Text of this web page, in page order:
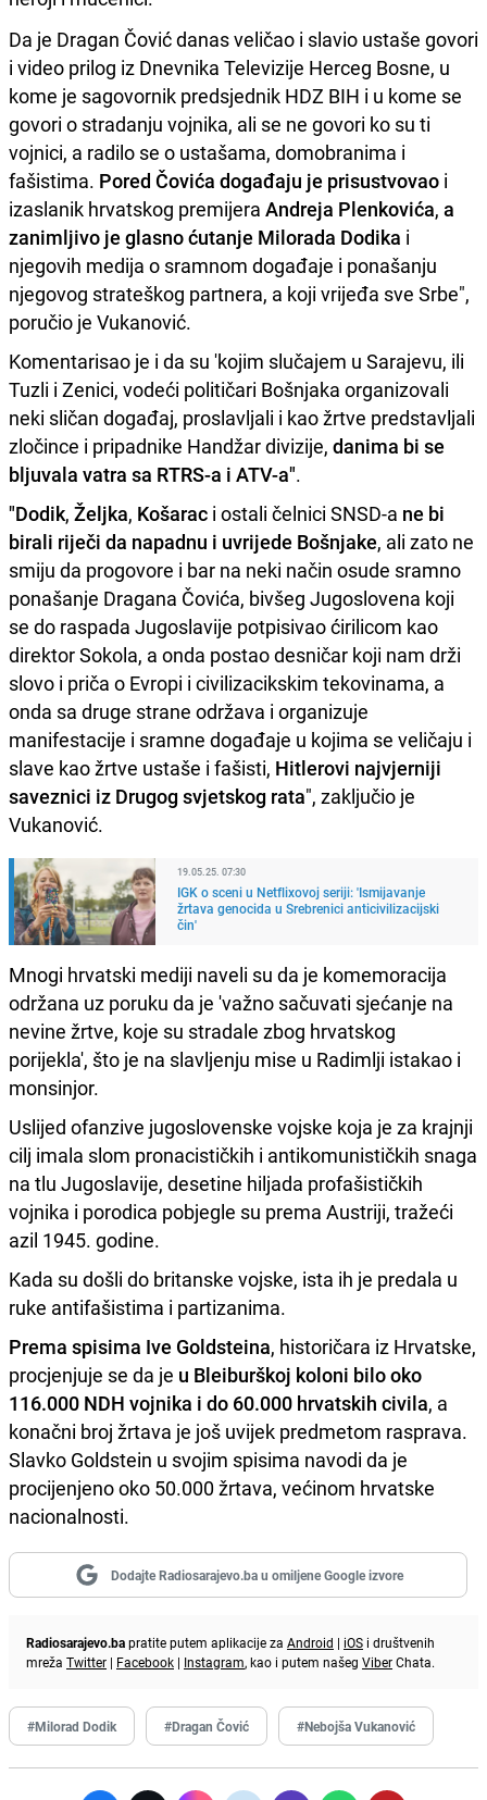
Da je Dragan Čović danas veličao i slavio ustaše govori
i video prilog iz Dnevnika Televizije Herceg Bosne, u
kome je sagovornik predsjednik HDZ BIH i u kome se
govori o stradanju vojnika, ali se ne govori ko su ti
vojnici, a radilo se o ustašama, domobranima i
fašistima. Pored Čovića događaju je prisustvovao i
izaslanik hrvatskog premijera Andreja Plenkovića, a
zanimljivo je glasno ćutanje Milorada Dodika i
njegovih medija o sramnom događaje i ponašanju
njegovog strateškog partnera, a koji vrijeđa sve Srbe",
poručio je Vukanović.
Komentarisao je i da su 'kojim slučajem u Sarajevu, ili
Tuzli i Zenici, vodeći političari Bošnjaka organizovali
neki sličan događaj, proslavljali i kao žrtve predstavljali
zločince i pripadnike Handžar divizije, danima bi se
bljuvala vatra sa RTRS-a i ATV-a".
"Dodik, Željka, Košarac i ostali čelnici SNSD-a ne bi
birali riječi da napadnu i uvrijede Bošnjake, ali zato ne
smiju da progovore i bar na neki način osude sramno
ponašanje Dragana Čovića, bivšeg Jugoslovena koji
se do raspada Jugoslavije potpisivao ćirilicom kao
direktor Sokola, a onda postao desničar koji nam drži
slovo i priča o Evropi i civilizacikskim tekovinama, a
onda sa druge strane održava i organizuje
manifestacije i sramne događaje u kojima se veličaju i
slave kao žrtve ustaše i fašisti, Hitlerovi najvjerniji
saveznici iz Drugog svjetskog rata", zaključio je
Vukanović.
19.05.25. 07:30
IGK o sceni u Netflixovoj seriji: 'Ismijavanje
žrtava genocida u Srebrenici anticivilizacijski
čin'
Mnogi hrvatski mediji naveli su da je komemoracija
održana uz poruku da je 'važno sačuvati sjećanje na
nevine žrtve, koje su stradale zbog hrvatskog
porijekla', što je na slavljenju mise u Radimlji istakao i
monsinjor.
Uslijed ofanzive jugoslovenske vojske koja je za krajnji
cilj imala slom pronacističkih i antikomunističkih snaga
na tlu Jugoslavije, desetine hiljada profašističkih
vojnika i porodica pobjegle su prema Austriji, tražeći
azil 1945. godine.
Kada su došli do britanske vojske, ista ih je predala u
ruke antifašistima i partizanima.
Prema spisima Ive Goldsteina, historičara iz Hrvatske,
procjenjuje se da je u Bleiburškoj koloni bilo oko
116.000 NDH vojnika i do 60.000 hrvatskih civila, a
konačni broj žrtava je još uvijek predmetom rasprava.
Slavko Goldstein u svojim spisima navodi da je
procijenjeno oko 50.000 žrtava, većinom hrvatske
nacionalnosti.
Dodajte Radiosarajevo.ba u omiljene Google izvore
Radiosarajevo.bapratite putem aplikacije za Android | iOS i društvenih
mreža Twitter | Facebook | Instagram, kao i putem našeg ViberChata.
#Milorad Dodik #Dragan Čović #Nebojša Vukanović